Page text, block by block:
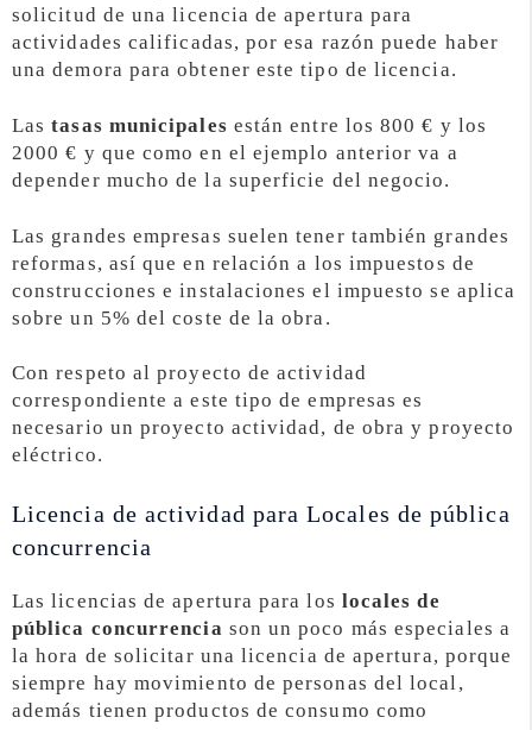
solicitud de una licencia de apertura para
actividades calificadas, por esa razón puede haber
una demora para obtener este tipo de licencia.
Lastasas municipales están entre los 800 € y los
2000 € y que como en el ejemplo anterior va a
depender mucho de la superficie del negocio.
Las grandes empresas suelen tener también grandes
reformas, así que en relación a los impuestos de
construcciones e instalaciones el impuesto se aplica
sobre un 5% del coste de la obra.
Con respeto al proyecto de actividad
correspondiente a este tipo de empresas es
necesario un proyecto actividad, de obra y proyecto
eléctrico.
Licencia de actividad para Locales de pública
concurrencia
Las licencias de apertura para los locales de
pública concurrencia son un poco más especiales a
la hora de solicitar una licencia de apertura, porque
siempre hay movimiento de personas del local,
además tienen productos de consumo como